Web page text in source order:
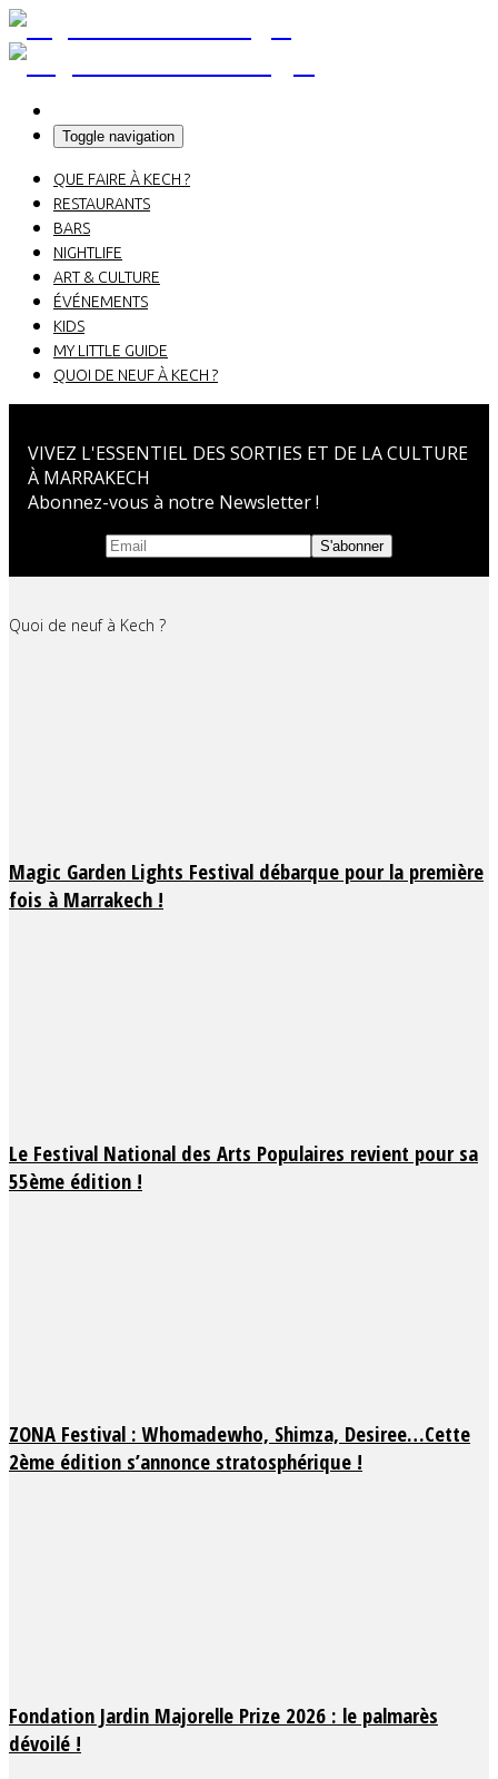
Toggle navigation
QUE FAIRE À KECH ?
RESTAURANTS
BARS
NIGHTLIFE
ART & CULTURE
ÉVÉNEMENTS
KIDS
MY LITTLE GUIDE
QUOI DE NEUF À KECH ?
VIVEZ L'ESSENTIEL DES SORTIES ET DE LA CULTURE
À MARRAKECH
Abonnez-vous à notre Newsletter !
Quoi de neuf à Kech ?
Magic Garden Lights Festival débarque pour la première
fois à Marrakech !
Le Festival National des Arts Populaires revient pour sa
55ème édition !
ZONA Festival : Whomadewho, Shimza, Desiree…Cette
2ème édition s’annonce stratosphérique !
Fondation Jardin Majorelle Prize 2026 : le palmarès
dévoilé !